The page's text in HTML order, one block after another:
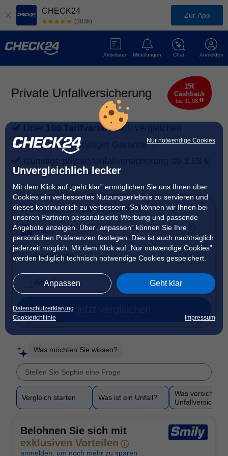
Nur notwendige Cookies
Unvergleichlich lecker
Mit dem Klick auf „geht klar” ermöglichen Sie uns Ihnen über
Cookies ein verbessertes Nutzungserlebnis zu servieren und
dieses kontinuierlich zu verbessern. So können wir Ihnen bei
unseren Partnern personalisierte Werbung und passende
Angebote anzeigen. Über „anpassen” können Sie Ihre
persönlichen Präferenzen festlegen. Dies ist auch nachträglich
jederzeit möglich. Mit dem Klick auf „Nur notwendige Cookies”
werden lediglich technisch notwendige Cookies gespeichert.
Anpassen Geht klar
Datenschutzerklärung
Cookierichtlinie
Impressum
CHECK24
(383k)
Zur App
Anmelden
Chat
Mitteilungen
Aktivitäten
Private Unfallversicherung
15€
Cashback
bis 31.08.
100 Tarifvarianten
Nirgendwo Günstiger
Garantie
Wen möchten Sie versichern?
mich
Partner/in
Kind/er
Was möchten Sie wissen?
Vergleich starten Was ist ein Unfall?
Was versichert
Belohnen Sie sich mit
exklusiven Vorteilen
anmelden, um noch mehr zu sparen